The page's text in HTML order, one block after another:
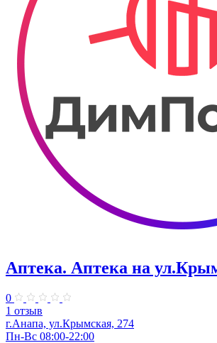
Аптека. Аптека на
0
1 отзыв
г.Анапа, ул.Крымская, 274
Пн-Вс 08:00-22:00